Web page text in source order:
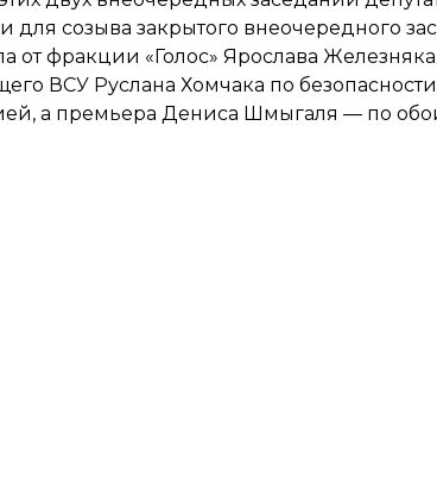
для созыва закрытого внеочередного
от фракции «Голос» Ярослава
ВСУ Руслана Хомчака по
а премьера Дениса Шмыгаля — по